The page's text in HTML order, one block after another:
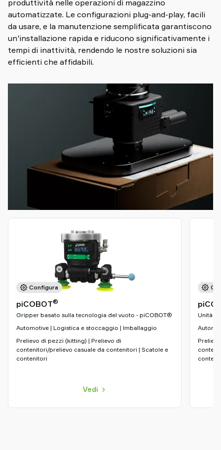
produttività nelle operazioni di magazzino
automatizzate. Le configurazioni plug-and-play, facili
da usare, e la manutenzione semplificata garantiscono
un'installazione rapida e riducono significativamente i
tempi di inattività, rendendo le nostre soluzioni sia
efficienti che affidabili.
Configura
piCOBOT®
Gripper basato sulla tecnologia del vuoto - piCOBOT®
Automotive | Logistica e stoccaggio | Imballaggio
Prelievo di pezzi (kitting) | Prelievo di
contenitori/prelievo casuale da contenitori | Scatole e
contenitori
Vedi
Unità